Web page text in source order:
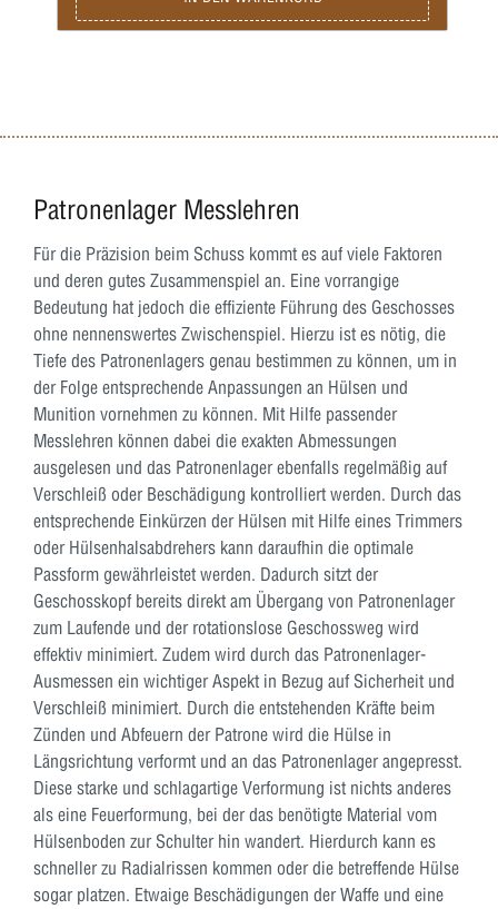
Patronenlager Messlehren
Für die Präzision beim Schuss kommt es auf viele Faktoren
und deren gutes Zusammenspiel an. Eine vorrangige
Bedeutung hat jedoch die effiziente Führung des Geschosses
ohne nennenswertes Zwischenspiel. Hierzu ist es nötig, die
Tiefe des Patronenlagers genau bestimmen zu können, um in
der Folge entsprechende Anpassungen an Hülsen und
Munition vornehmen zu können. Mit Hilfe passender
Messlehren können dabei die exakten Abmessungen
ausgelesen und das Patronenlager ebenfalls regelmäßig auf
Verschleiß oder Beschädigung kontrolliert werden. Durch das
entsprechende Einkürzen der Hülsen mit Hilfe eines Trimmers
oder Hülsenhalsabdrehers kann daraufhin die optimale
Passform gewährleistet werden. Dadurch sitzt der
Geschosskopf bereits direkt am Übergang von Patronenlager
zum Laufende und der rotationslose Geschossweg wird
effektiv minimiert. Zudem wird durch das Patronenlager-
Ausmessen ein wichtiger Aspekt in Bezug auf Sicherheit und
Verschleiß minimiert. Durch die entstehenden Kräfte beim
Zünden und Abfeuern der Patrone wird die Hülse in
Längsrichtung verformt und an das Patronenlager angepresst.
Diese starke und schlagartige Verformung ist nichts anderes
als eine Feuerformung, bei der das benötigte Material vom
Hülsenboden zur Schulter hin wandert. Hierdurch kann es
schneller zu Radialrissen kommen oder die betreffende Hülse
sogar platzen. Etwaige Beschädigungen der Waffe und eine